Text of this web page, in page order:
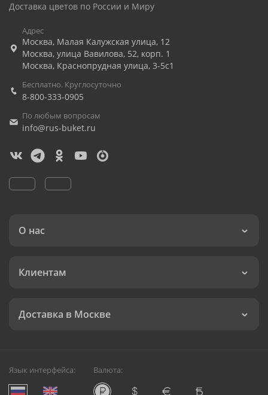
Доставка цветов по России и Миру
Адрес
Москва, Малая Калужская улица, 12
Москва, улица Вавилова, 52, корп. 1
Москва, Краснопрудная улица, 3-5с1
Бесплатно. Круглосуточно
8-800-333-0905
По любым вопросам
info@rus-buket.ru
О нас
Клиентам
Доставка в Москве
Язык интерфейса: Валюта: